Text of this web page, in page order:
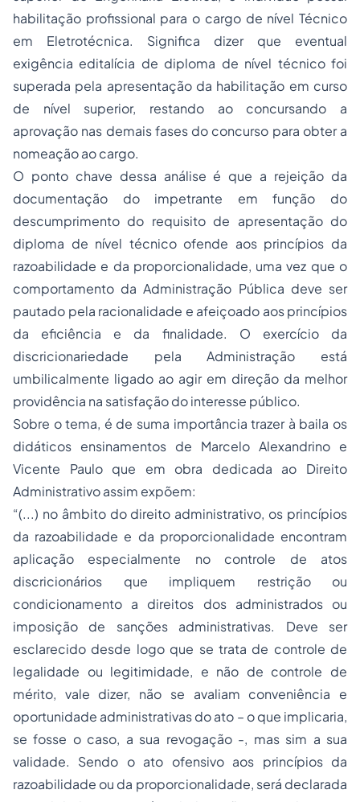
habilitação profissional para o cargo de nível Técnico
em Eletrotécnica. Significa dizer que eventual
exigência editalícia de diploma de nível técnico foi
superada pela apresentação da habilitação em curso
de nível superior, restando ao concursando a
aprovação nas demais fases do concurso para obter a
nomeação ao cargo.
O ponto chave dessa análise é que a rejeição da
documentação do impetrante em função do
descumprimento do requisito de apresentação do
diploma de nível técnico ofende aos princípios da
razoabilidade e da proporcionalidade, uma vez que o
comportamento da Administração Pública deve ser
pautado pela racionalidade e afeiçoado aos princípios
da eficiência e da finalidade. O exercício da
discricionariedade pela Administração está
umbilicalmente ligado ao agir em direção da melhor
providência na satisfação do interesse público.
Sobre o tema, é de suma importância trazer à baila os
didáticos ensinamentos de Marcelo Alexandrino e
Vicente Paulo que em obra dedicada ao Direito
Administrativo assim expõem:
“(...) no âmbito do direito administrativo, os princípios
da razoabilidade e da proporcionalidade encontram
aplicação especialmente no controle de atos
discricionários que impliquem restrição ou
condicionamento a direitos dos administrados ou
imposição de sanções administrativas. Deve ser
esclarecido desde logo que se trata de controle de
legalidade ou legitimidade, e não de controle de
mérito, vale dizer, não se avaliam conveniência e
oportunidade administrativas do ato – o que implicaria,
se fosse o caso, a sua revogação -, mas sim a sua
validade. Sendo o ato ofensivo aos princípios da
razoabilidade ou da proporcionalidade, será declarada